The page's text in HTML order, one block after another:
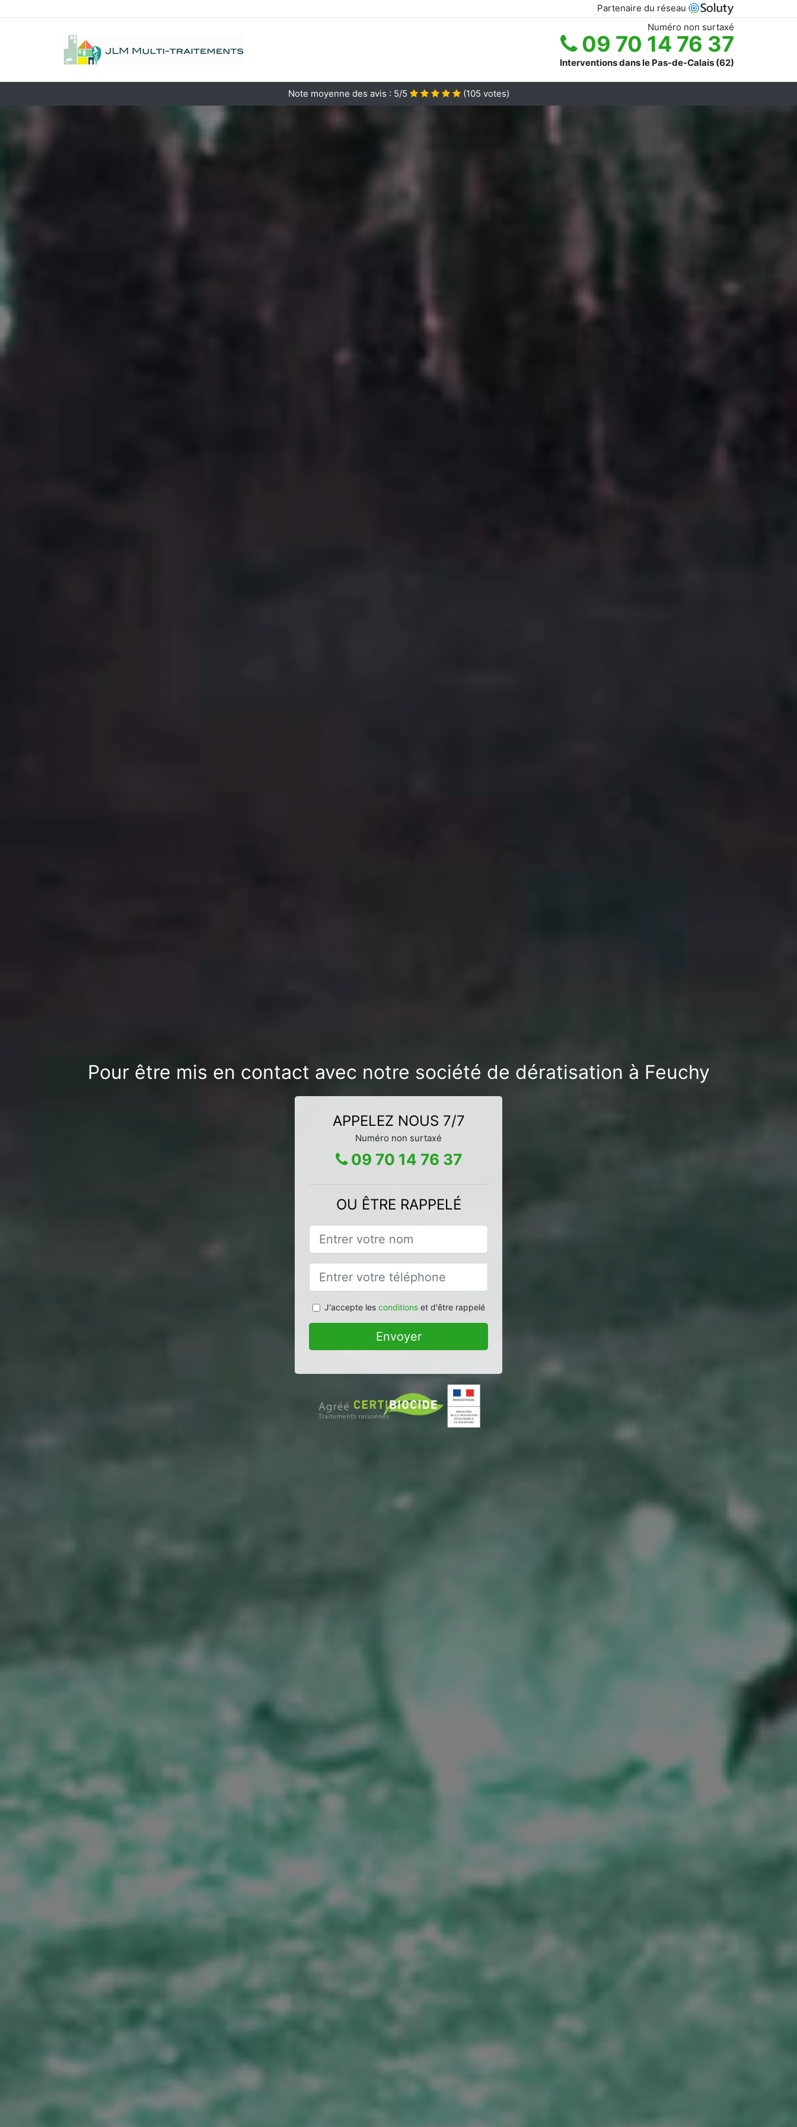
Partenaire du réseau
Numéro non surtaxé
09 70 14 76 37
Interventions dans le Pas-de-Calais (62)
Note moyenne des avis : 5/5 (105 votes)
Pour être mis en contact avec notre société de dératisation à Feuchy
APPELEZ NOUS 7/7
Numéro non surtaxé
09 70 14 76 37
OU ÊTRE RAPPELÉ
J'accepte les conditionset d'être rappelé
Envoyer